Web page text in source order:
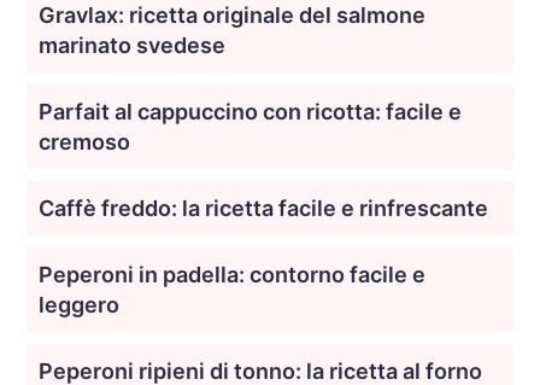
Gravlax: ricetta originale del salmone
marinato svedese
Parfait al cappuccino con ricotta: facile e
cremoso
Caffè freddo: la ricetta facile e rinfrescante
Peperoni in padella: contorno facile e
leggero
Peperoni ripieni di tonno: la ricetta al forno